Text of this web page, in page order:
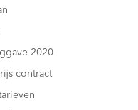
2020
contract